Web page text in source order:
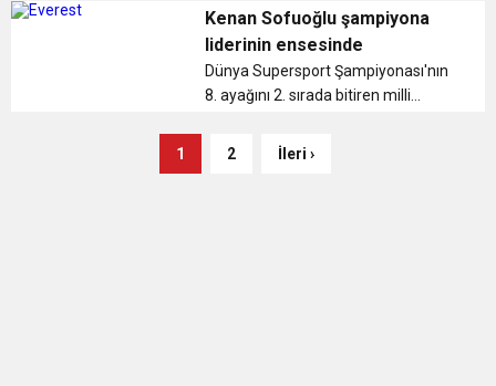
Kenan Sofuoğlu şampiyona
liderinin ensesinde
Dünya Supersport Şampiyonası'nın
8. ayağını 2. sırada bitiren milli
sürücüler klasmanı lideri Mahias ile
1 2 İleri ›